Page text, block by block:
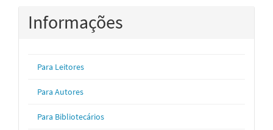
Informações
Para Leitores
Para Autores
Para Bibliotecários